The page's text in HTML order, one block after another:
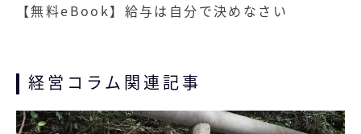
【無料eBook】給与は自分で決めなさい
経営コラム関連記事